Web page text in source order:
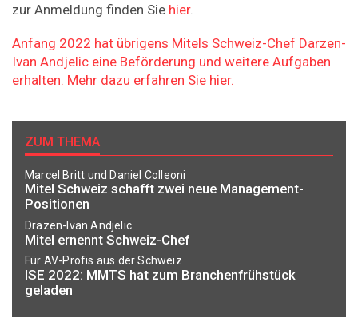
zur Anmeldung finden Sie hier.
Anfang 2022 hat übrigens Mitels Schweiz-Chef Darzen-
Ivan Andjelic eine Beförderung und weitere Aufgaben
erhalten. Mehr dazu erfahren Sie hier.
ZUM THEMA
Marcel Britt und Daniel Colleoni
Mitel Schweiz schafft zwei neue Management-
Positionen
Drazen-Ivan Andjelic
Mitel ernennt Schweiz-Chef
Für AV-Profis aus der Schweiz
ISE 2022: MMTS hat zum Branchenfrühstück
geladen